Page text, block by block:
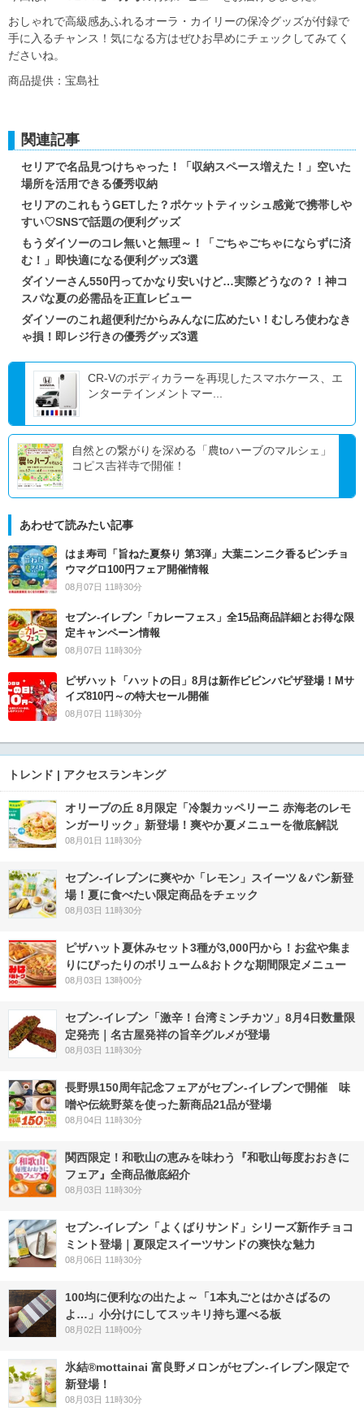
おしゃれで高級感あふれるオーラ・カイリーの保冷グッズが付録で
手に入るチャンス！気になる方はぜひお早めにチェックしてみてく
ださいね。
商品提供：宝島社
関連記事
セリアで名品見つけちゃった！「収納スペース増えた！」空いた
場所を活用できる優秀収納
セリアのこれもうGETした？ポケットティッシュ感覚で携帯しや
すい♡SNSで話題の便利グッズ
もうダイソーのコレ無いと無理～！「ごちゃごちゃにならずに済
む！」即快適になる便利グッズ3選
ダイソーさん550円ってかなり安いけど…実際どうなの？！神コ
スパな夏の必需品を正直レビュー
ダイソーのこれ超便利だからみんなに広めたい！むしろ使わなき
ゃ損！即レジ行きの優秀グッズ3選
CR-Vのボディカラーを再現したスマホケース、エ
ンターテインメントマー...
自然との繋がりを深める「農toハーブのマルシェ」
コピス吉祥寺で開催！
あわせて読みたい記事
はま寿司「旨ねた夏祭り 第3弾」大葉ニンニク香るビンチョ
ウマグロ100円フェア開催情報
08月07日 11時30分
セブン‐イレブン「カレーフェス」全15品商品詳細とお得な限
定キャンペーン情報
08月07日 11時30分
ピザハット「ハットの日」8月は新作ビビンバピザ登場！Mサ
イズ810円～の特大セール開催
08月07日 11時30分
トレンド | アクセスランキング
オリーブの丘 8月限定「冷製カッペリーニ 赤海老のレモ
ンガーリック」新登場！爽やか夏メニューを徹底解説
08月01日 11時30分
セブン‐イレブンに爽やか「レモン」スイーツ＆パン新登
場！夏に食べたい限定商品をチェック
08月03日 11時30分
ピザハット夏休みセット3種が3,000円から！お盆や集ま
りにぴったりのボリューム&おトクな期間限定メニュー
08月03日 13時00分
セブン-イレブン「激辛！台湾ミンチカツ」8月4日数量限
定発売｜名古屋発祥の旨辛グルメが登場
08月03日 11時30分
長野県150周年記念フェアがセブン-イレブンで開催 味
噌や伝統野菜を使った新商品21品が登場
08月04日 11時30分
関西限定！和歌山の恵みを味わう『和歌山毎度おおきに
フェア』全商品徹底紹介
08月03日 11時30分
セブン‐イレブン「よくばりサンド」シリーズ新作チョコ
ミント登場｜夏限定スイーツサンドの爽快な魅力
08月06日 11時30分
100均に便利なの出たよ～「1本丸ごとはかさばるの
よ…」小分けにしてスッキリ持ち運べる板
08月02日 11時00分
氷結®mottainai 富良野メロンがセブン‐イレブン限定で
新登場！
08月03日 11時30分